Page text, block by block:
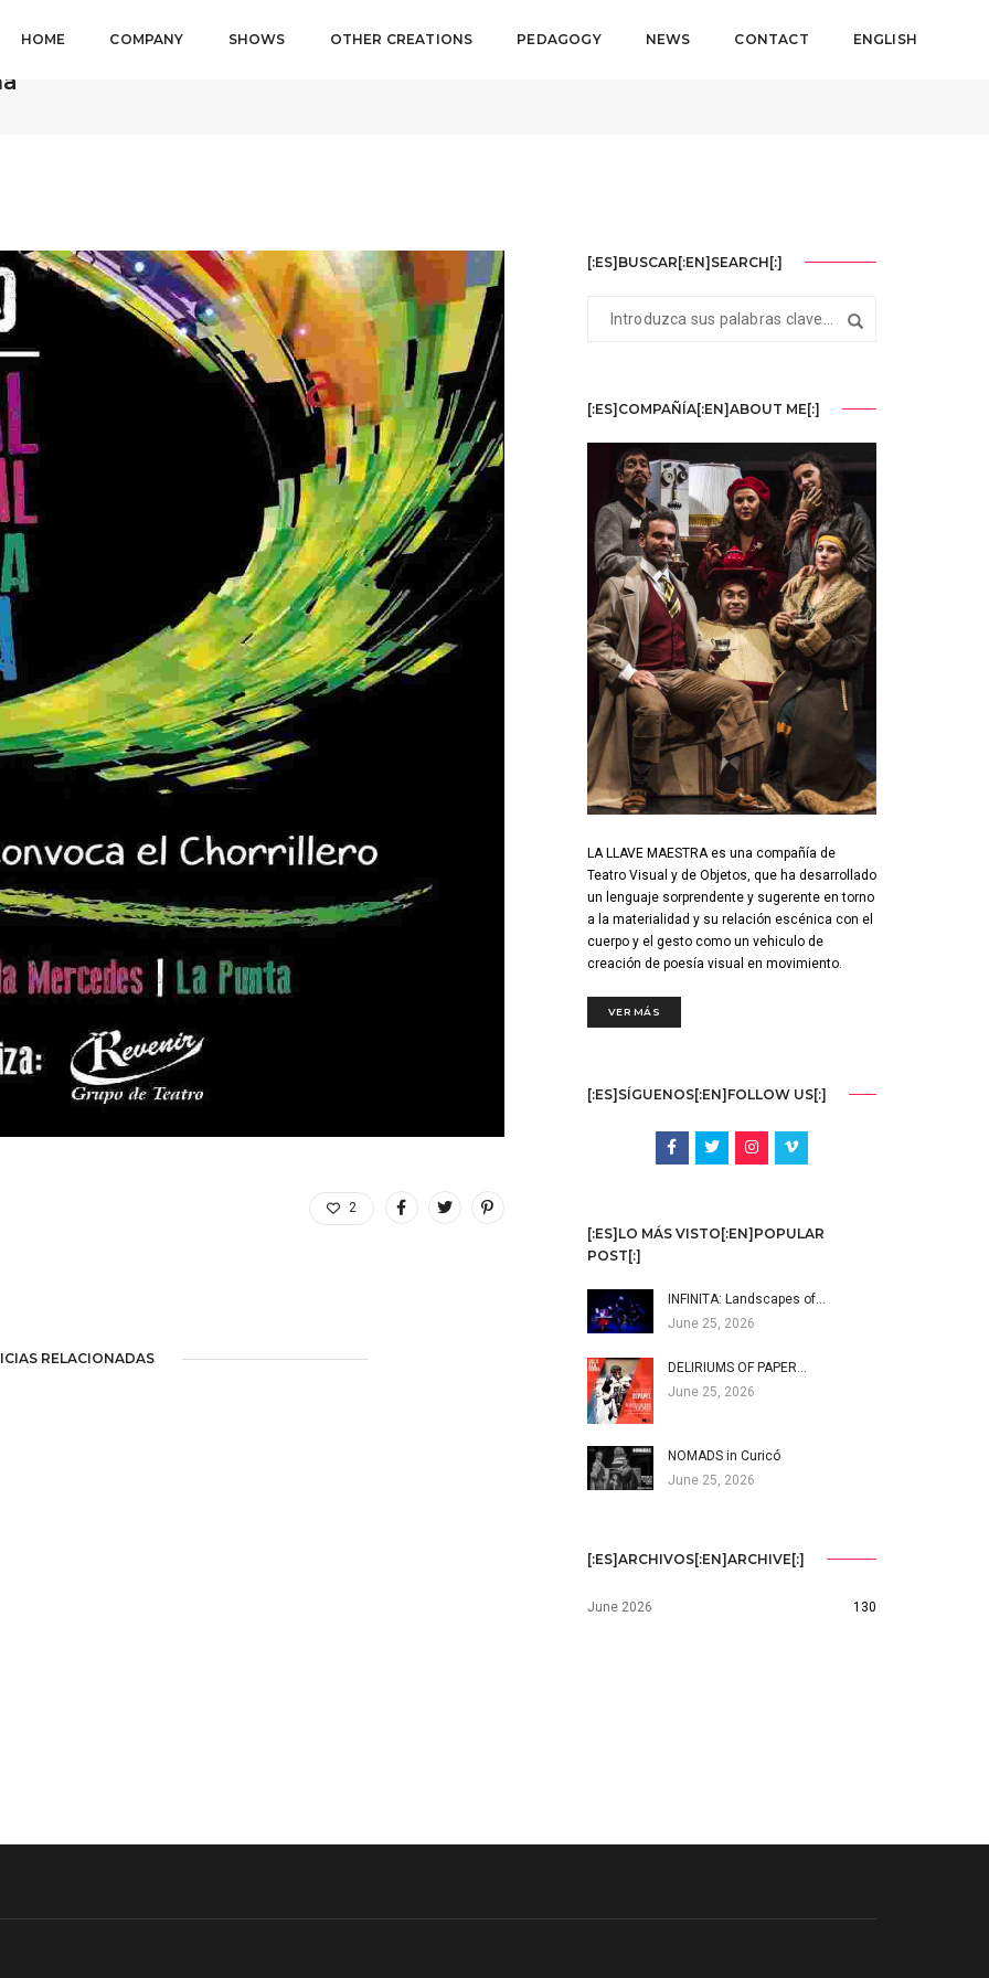
HOME COMPANY SHOWS OTHER CREATIONS PEDAGOGY NEWS CONTACT ENGLISH
International
2
RELACIONADAS
[:ES]BUSCAR[:EN]SEARCH[:]
[:ES]COMPAÑÍA[:EN]ABOUT ME[:]
LA LLAVE MAESTRA es una compañía de
Teatro Visual y de Objetos, que ha desarrollado
un lenguaje sorprendente y sugerente en torno
a la materialidad y su relación escénica con el
cuerpo y el gesto como un vehiculo de
creación de poesía visual en movimiento.
VER MÁS
[:ES]SÍGUENOS[:EN]FOLLOW US[:]
[:ES]LO MÁS VISTO[:EN]POPULAR
POST[:]
INFINITA: Landscapes of…
June 25, 2026
DELIRIUMS OF PAPER…
June 25, 2026
NOMADS in Curicó
June 25, 2026
[:ES]ARCHIVOS[:EN]ARCHIVE[:]
June 2026 130